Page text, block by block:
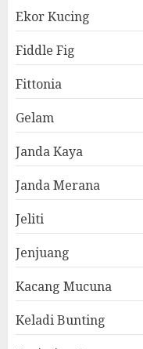
Ekor Kucing
Fiddle Fig
Fittonia
Gelam
Janda Kaya
Janda Merana
Jeliti
Jenjuang
Kacang Mucuna
Keladi Bunting